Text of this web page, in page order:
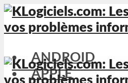
ANDROID
APPLE